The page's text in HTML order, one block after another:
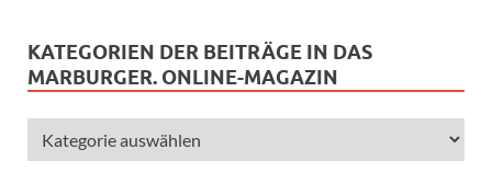
KATEGORIEN DER BEITRÄGE IN DAS
MARBURGER. ONLINE-MAGAZIN